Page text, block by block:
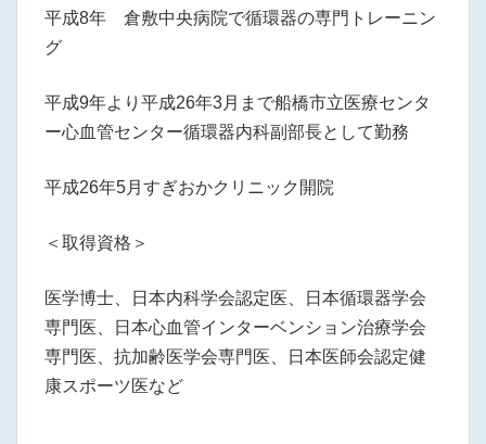
平成8年 倉敷中央病院で循環器の専門トレーニン
グ
平成9年より平成26年3月まで船橋市立医療センタ
ー心血管センター循環器内科副部長として勤務
平成26年5月すぎおかクリニック開院
＜取得資格＞
医学博士、日本内科学会認定医、日本循環器学会
専門医、日本心血管インターベンション治療学会
専門医、抗加齢医学会専門医、日本医師会認定健
康スポーツ医など